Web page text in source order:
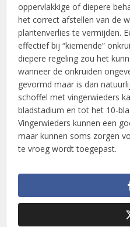
oppervlakkige of diepere
het correct afstellen van de
plantenverlies te vermijden.
effectief bij “kiemende”
diepere regeling zou het
wanneer de onkruiden
gevormd maar is dan
schoffel met vingerwieders
bladstadium en tot het 10-
Vingerwieders kunnen een
maar kunnen soms zorgen
te vroeg wordt toegepast.